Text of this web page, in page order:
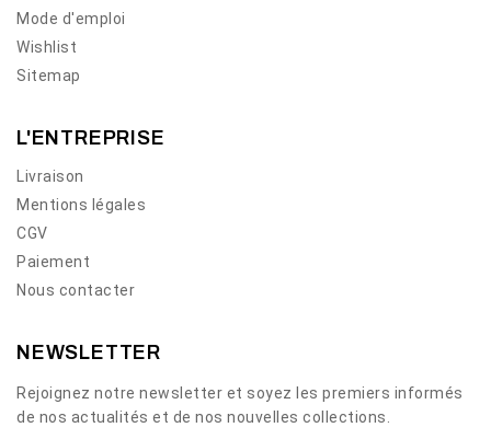
Mode d'emploi
Wishlist
Sitemap
L'ENTREPRISE
Livraison
Mentions légales
CGV
Paiement
Nous contacter
NEWSLETTER
Rejoignez notre newsletter et soyez les premiers informés
de nos actualités et de nos nouvelles collections.